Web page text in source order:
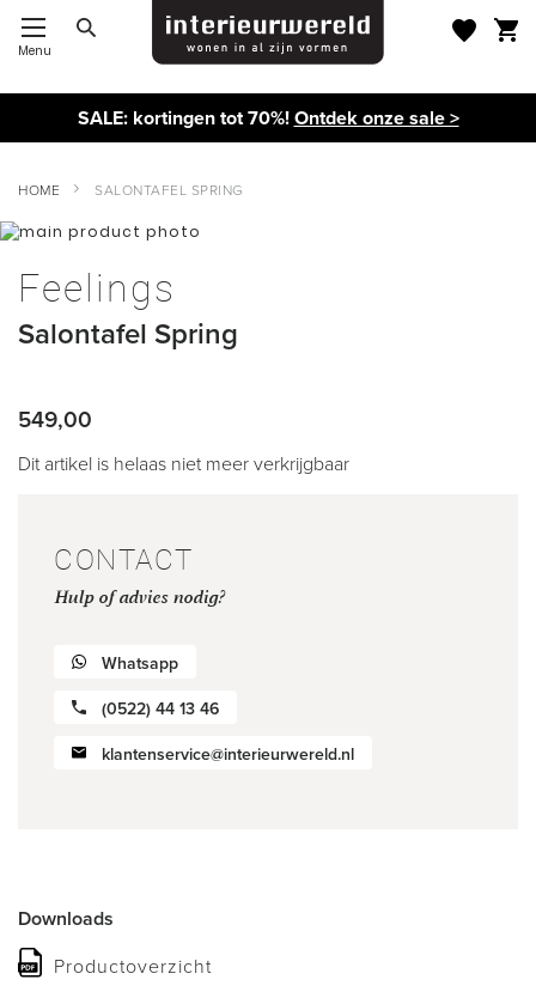
Menu
SALE: kortingen tot 70%!Ontdek onze sale >
HOME SALONTAFEL SPRING
Ga
het
einde
de
naar
het
van
Feelings
Salontafel Spring
549,00
Dit artikel is helaas niet meer verkrijgbaar
CONTACT
Hulp of advies nodig?
Whatsapp
(0522) 44 13 46
klantenservice@interieurwereld.nl
Downloads
Productoverzicht